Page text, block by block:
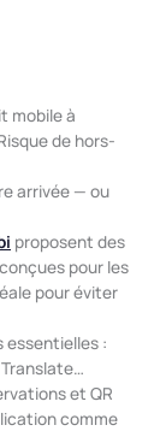
mobile à
de hors-
arrivée — ou
proposent des
pour les
pour éviter
essentielles :
et QR
comme